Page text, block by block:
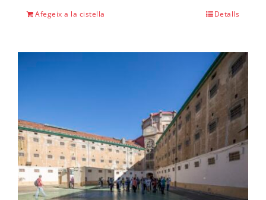
Afegeix a la cistella Detalls